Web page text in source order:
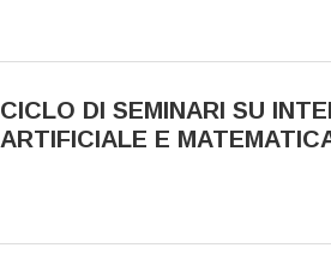
CICLO DI SEMINARI SU
ARTIFICIALE E